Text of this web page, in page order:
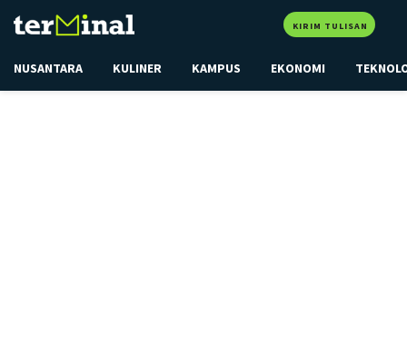
KIRIM TULISAN
NUSANTARA KULINER KAMPUS EKONOMI